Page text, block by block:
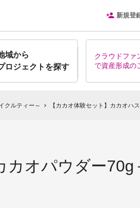
新規登
域から
ロジェクトを探す
クラウドファ
で資産形成の
クルティー～ chevron_right 【カカオ体験セット】カカオハスク香茶4袋＋カカオ
カオパウダー70g